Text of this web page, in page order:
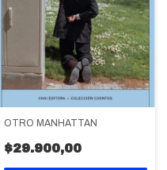
OTRO MANHATTAN
$29.900,00